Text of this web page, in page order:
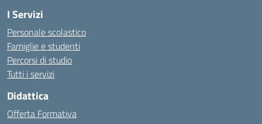
I Servizi
Personale scolastico
Famiglie e studenti
Percorsi di studio
Tutti i servizi
Didattica
Offerta Formativa